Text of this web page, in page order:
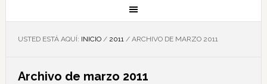
USTED ESTÁ AQUÍ: INICIO / 2011 /ARCHIVO DE MARZO 2011
Archivo de marzo 2011